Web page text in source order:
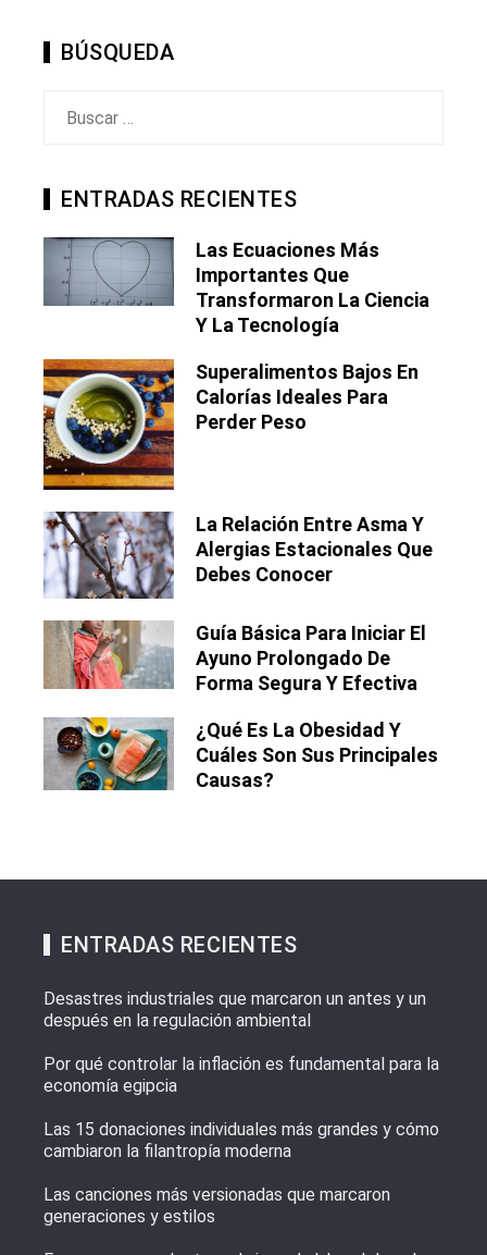
BÚSQUEDA
ENTRADAS RECIENTES
Las Ecuaciones Más
Importantes Que
Transformaron La Ciencia
Y La Tecnología
Superalimentos Bajos En
Calorías Ideales Para
Perder Peso
La Relación Entre Asma Y
Alergias Estacionales Que
Debes Conocer
Guía Básica Para Iniciar El
Ayuno Prolongado De
Forma Segura Y Efectiva
¿Qué Es La Obesidad Y
Cuáles Son Sus Principales
Causas?
ENTRADAS RECIENTES
Desastres industriales que marcaron un antes y un
después en la regulación ambiental
Por qué controlar la inflación es fundamental para la
economía egipcia
Las 15 donaciones individuales más grandes y cómo
cambiaron la filantropía moderna
Las canciones más versionadas que marcaron
generaciones y estilos